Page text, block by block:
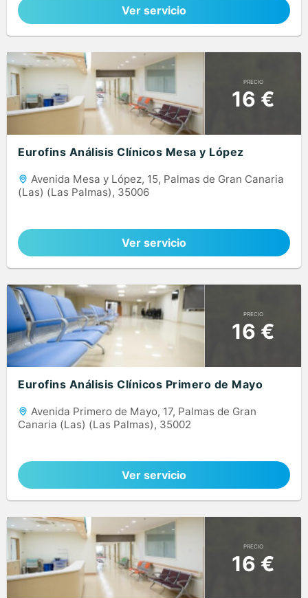
Ver servicio
PRECIO
16 €
Eurofins Análisis Clínicos Mesa y López
Avenida Mesa y López, 15, Palmas de Gran Canaria
(Las) (Las Palmas), 35006
Ver servicio
PRECIO
16 €
Eurofins Análisis Clínicos Primero de Mayo
Avenida Primero de Mayo, 17, Palmas de Gran
Canaria (Las) (Las Palmas), 35002
Ver servicio
PRECIO
16 €